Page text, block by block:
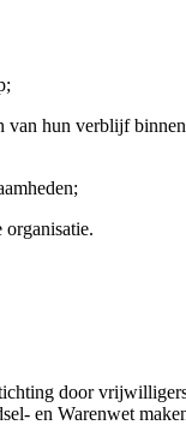
van hun verblijf binnen
door
en Warenwet